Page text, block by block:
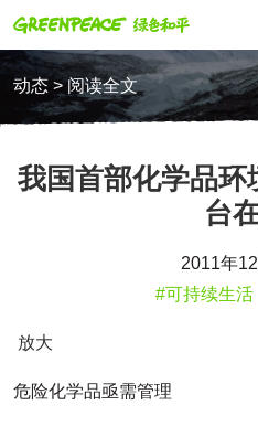
动态 > 阅读全文
我国首部化学品环
台
2011年
#可持续生活
放大
危险化学品亟需管理